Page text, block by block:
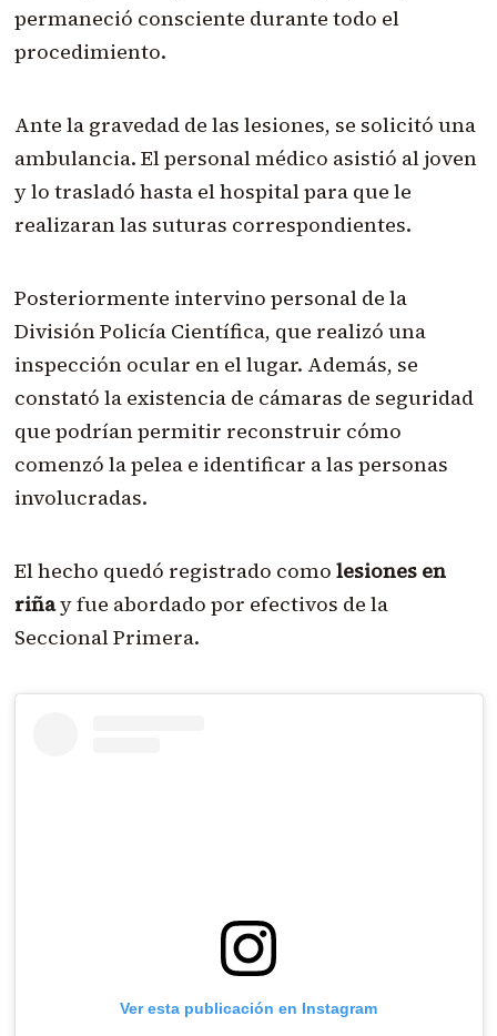
permaneció consciente durante todo el
procedimiento.
Ante la gravedad de las lesiones, se solicitó una
ambulancia. El personal médico asistió al joven
y lo trasladó hasta el hospital para que le
realizaran las suturas correspondientes.
Posteriormente intervino personal de la
División Policía Científica, que realizó una
inspección ocular en el lugar. Además, se
constató la existencia de cámaras de seguridad
que podrían permitir reconstruir cómo
comenzó la pelea e identificar a las personas
involucradas.
El hecho quedó registrado como lesiones en
riñay fue abordado por efectivos de la
Seccional Primera.
Ver esta publicación en Instagram